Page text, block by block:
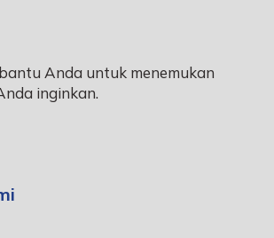
Anda untuk menemukan
inginkan.